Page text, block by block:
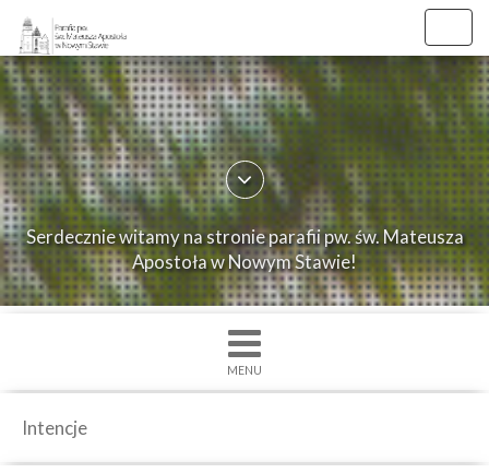
×
Strona
główna
O
parafii
Ogłoszenia
św.
Nabożenstwa
Serdecznie witamy na stronie parafii pw. św. Mateusza
Apostoła w Nowym Stawie!
MENU
Intencje